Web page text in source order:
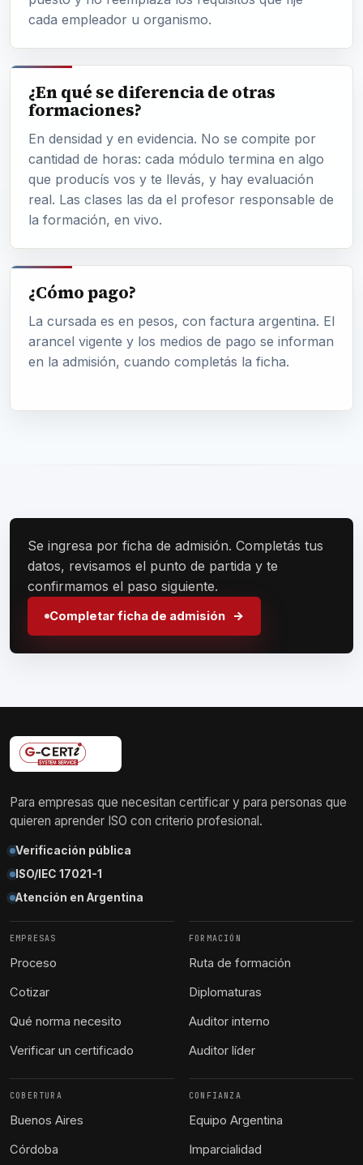
cada empleador u organismo.
¿En qué se diferencia de otras
formaciones?
En densidad y en evidencia. No se compite por
cantidad de horas: cada módulo termina en algo
que producís vos y te llevás, y hay evaluación
real. Las clases las da el profesor responsable de
la formación, en vivo.
¿Cómo pago?
La cursada es en pesos, con factura argentina. El
arancel vigente y los medios de pago se informan
en la admisión, cuando completás la ficha.
Se ingresa por ficha de admisión. Completás tus
datos, revisamos el punto de partida y te
confirmamos el paso siguiente.
Completar ficha de admisión
Para empresas que necesitan certificar y para personas que
quieren aprender ISO con criterio profesional.
Verificación pública
ISO/IEC 17021-1
Atención en Argentina
EMPRESAS
Proceso
Cotizar
Qué norma necesito
Verificar un certificado
FORMACIÓN
Ruta de formación
Diplomaturas
Auditor interno
Auditor líder
COBERTURA
Buenos Aires
Córdoba
CONFIANZA
Equipo Argentina
Imparcialidad